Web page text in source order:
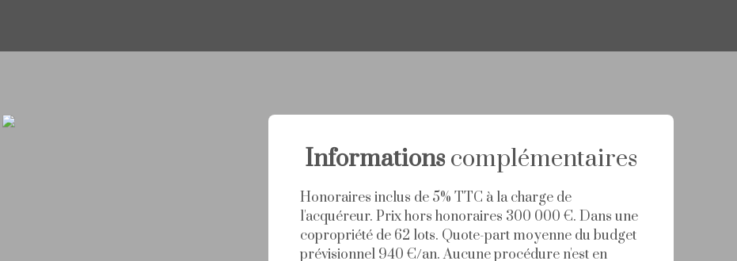
Informations complémentaires
Honoraires inclus de 5% TTC à la charge de
l'acquéreur. Prix hors honoraires 300 000 €. Dans une
copropriété de 62 lots. Quote-part moyenne du budget
prévisionnel 940 €/an. Aucune procédure n'est en